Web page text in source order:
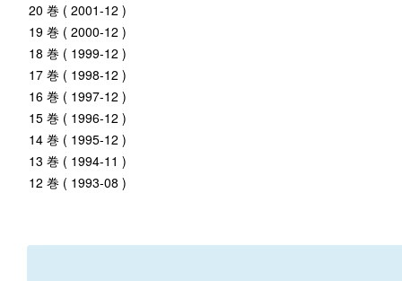
20 巻 ( 2001-12 )
19 巻 ( 2000-12 )
18 巻 ( 1999-12 )
17 巻 ( 1998-12 )
16 巻 ( 1997-12 )
15 巻 ( 1996-12 )
14 巻 ( 1995-12 )
13 巻 ( 1994-11 )
12 巻 ( 1993-08 )